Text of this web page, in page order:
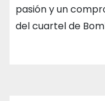
pasión y un
del cuartel de